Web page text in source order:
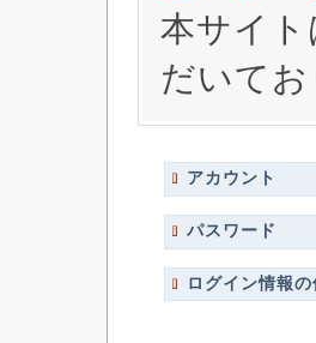
本サイト
だいて
アカウント
パスワード
ログイン情報の